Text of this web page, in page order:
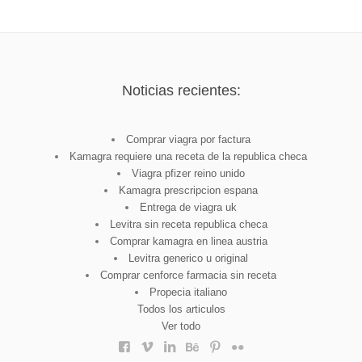
Noticias recientes:
Comprar viagra por factura
Kamagra requiere una receta de la republica checa
Viagra pfizer reino unido
Kamagra prescripcion espana
Entrega de viagra uk
Levitra sin receta republica checa
Comprar kamagra en linea austria
Levitra generico u original
Comprar cenforce farmacia sin receta
Propecia italiano
Todos los articulos
Ver todo